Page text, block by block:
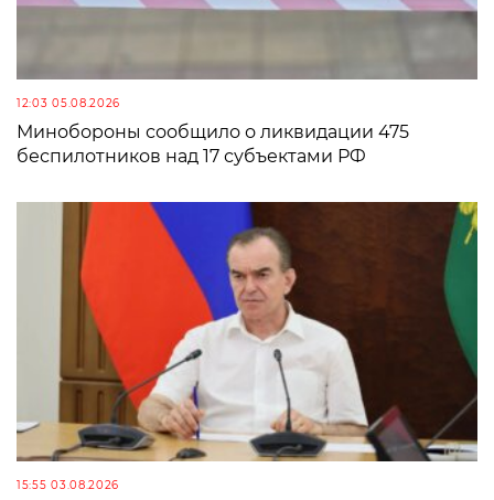
12:03 05.08.2026
Минобороны сообщило о ликвидации 475
беспилотников над 17 субъектами РФ
15:55 03.08.2026